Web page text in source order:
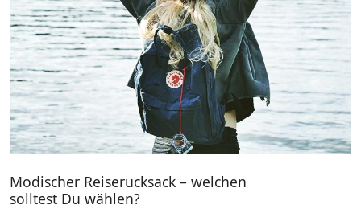
Modischer Reiserucksack – welchen
solltest Du wählen?